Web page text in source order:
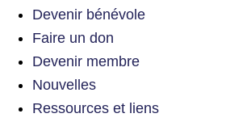
Devenir bénévole
Faire un don
Devenir membre
Nouvelles
Ressources et liens